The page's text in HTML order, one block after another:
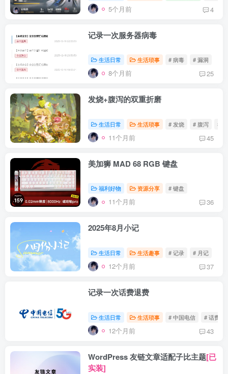
5个月前 4
记录一次服务器病毒
生活日常 生活琐事 # 病毒 # 漏洞
8个月前 25
发烧+腹泻的双重折磨
生活日常 生活琐事 # 发烧 # 腹泻 #
11个月前 45
美加狮 MAD 68 RGB 键盘
福利好物 资源分享 # 键盘
11个月前 36
2025年8月小记
生活日常 生活趣事 # 记录 # 月记
12个月前 37
记录一次话费退费
生活日常 生活琐事 # 中国电信 # 话费
12个月前 43
WordPress 友链文章适配子比主题[已
实装]